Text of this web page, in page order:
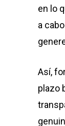
en lo
a
Así,
plazo